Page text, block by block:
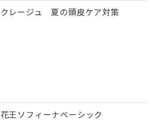
クレージュ 夏の頭皮ケア対策
花王ソフィーナベーシック